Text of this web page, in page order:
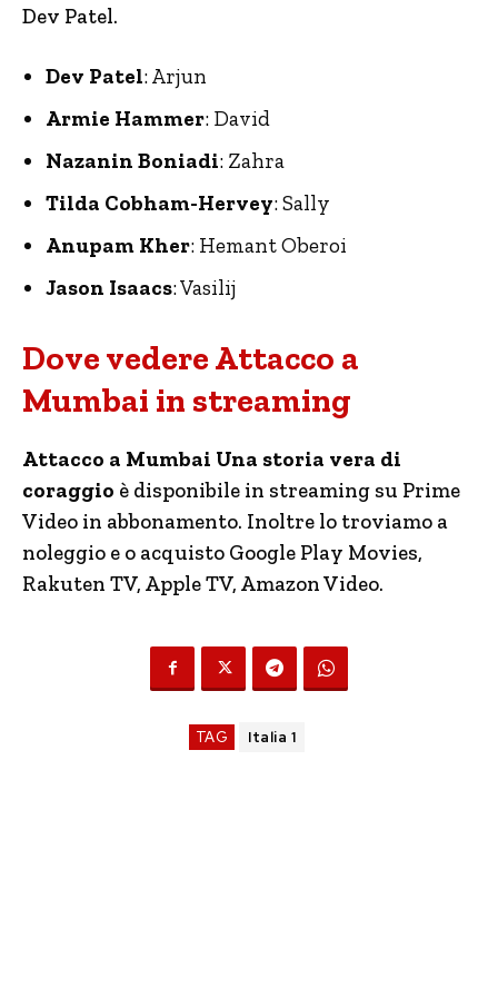
Dev Patel.
Dev Patel: Arjun
Armie Hammer: David
Nazanin Boniadi: Zahra
Tilda Cobham-Hervey: Sally
Anupam Kher: Hemant Oberoi
Jason Isaacs: Vasilij
Dove vedere Attacco a
Mumbai in streaming
Attacco a Mumbai Una storia vera di
coraggio è disponibile in streaming su Prime
Video in abbonamento. Inoltre lo troviamo a
noleggio e o acquisto Google Play Movies,
Rakuten TV, Apple TV, Amazon Video.
TAG Italia 1